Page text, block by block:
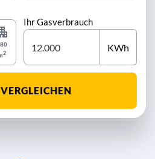
2
Ihr Gasverbrauch
KWh